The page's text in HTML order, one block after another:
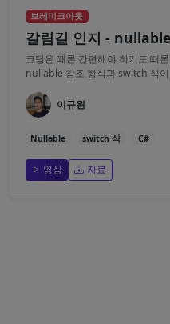
브레이크아웃
갈림길 인지 -
코딩은 때론 간편해야 하기도 때
nullable 참조 형식과 switch 식
이규원
Nullable switch 식 C#
영상 자료